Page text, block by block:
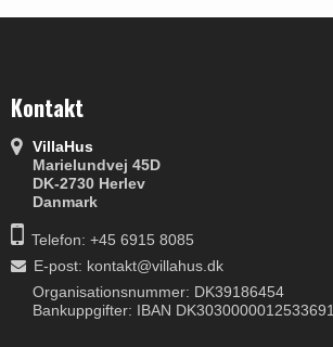
Kontakt
VillaHus
Marielundvej 45D
DK-2730 Herlev
Danmark
Telefon: +45 6915 8085
E-post: kontakt@villahus.dk
Organisationsnummer: DK39186454
Bankuppgifter: IBAN